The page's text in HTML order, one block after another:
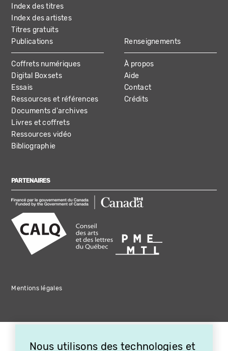
Index des titres
Index des artistes
Titres gratuits
Publications
Coffrets numériques
Digital Boxsets
Essais
Ressources et références
Documents d'archives
Livres et coffrets
Ressources vidéo
Bibliographie
Renseignements
À propos
Aide
Contact
Crédits
PARTENAIRES
Mentions légales
Nous utilisons des technologies et